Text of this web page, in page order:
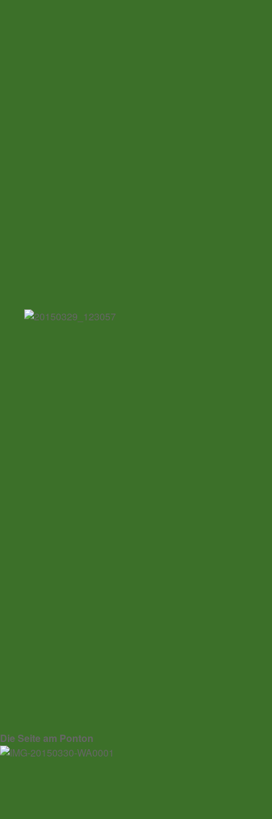
Die Seite am Ponton